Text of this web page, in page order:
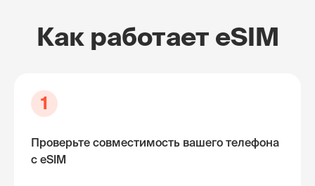
Как работает eSIM
1
Проверьте совместимость вашего телефона
с eSIM